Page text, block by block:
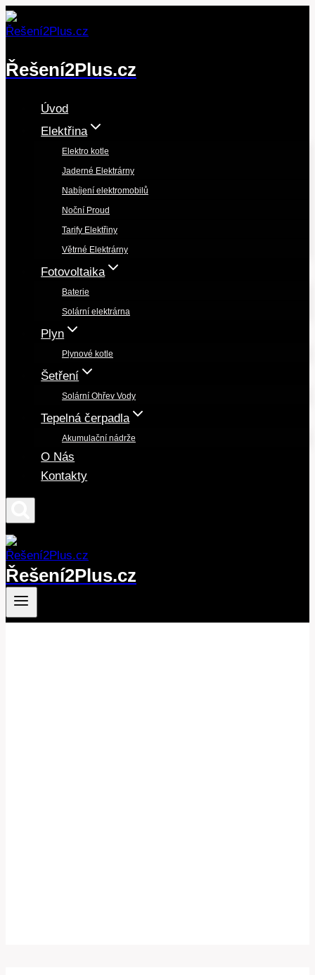
Přeskočit
na
Řešení2Plus.cz
Úvod
Elektřina
Elektro kotle
Jaderné Elektrárny
Nabíjení elektromobilů
Noční Proud
Tarify Elektřiny
Větrné Elektrárny
Fotovoltaika
Baterie
Solární elektrárna
Plyn
Plynové kotle
Šetření
Solární Ohřev Vody
Tepelná čerpadla
Akumulační nádrže
O Nás
Kontakty
Řešení2Plus.cz